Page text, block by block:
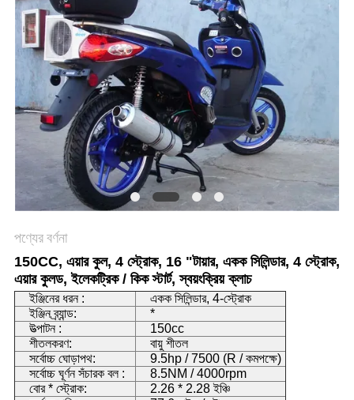
গোপনীয়তা
পণ্যের বর্ণনা
150CC, এয়ার কুল, 4 স্ট্রোক, 16 "টায়ার, একক সিলিন্ডার, 4 স্ট্রোক,
এয়ার কুলড, ইলেকট্রিক / কিক স্টার্ট, স্বয়ংক্রিয় ক্লাচ
ইঞ্জিনের ধরন :
একক সিলিন্ডার, 4-স্ট্রোক
ইঞ্জিন ব্র্যান্ড:
*
উত্পাটন :
150cc
শীতলকরণ:
বায়ু শীতল
সর্বোচ্চ ঘোড়াপথ:
9.5hp / 7500 (R / কমপক্ষে)
সর্বোচ্চ ঘূর্ণন সঁচারক বল :
8.5NM / 4000rpm
বোর * স্ট্রোক:
2.26 * 2.28 ইঞ্চি